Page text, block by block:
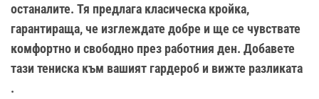
останалите. Тя предлага класическа кройка,
гарантираща, че изглеждате добре и ще се чувствате
комфортно и свободно през работния ден. Добавете
тази тениска към вашият гардероб и вижте разликата
.